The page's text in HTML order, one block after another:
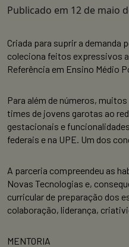
Publicado em 12 de maio
Criada para suprir a demanda
coleciona feitos expressivos
Referência em Ensino Médio
Para além de números,
times de jovens garotas ao
gestacionais e
federais e na UPE. Um dos
A parceria compreendeu as
Novas Tecnologias e,
curricular de preparação dos
colaboração, liderança,
MENTORIA